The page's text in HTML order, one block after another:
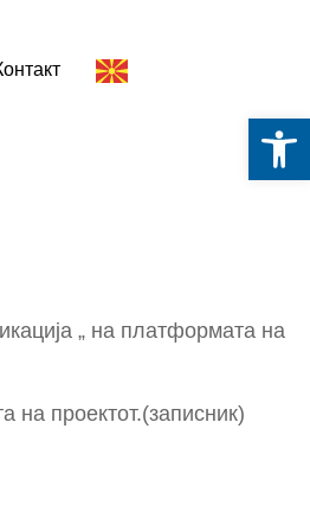
„ на платформата на
на проектот.(записник)